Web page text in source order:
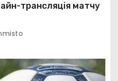
трансляція матчу